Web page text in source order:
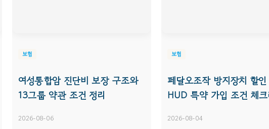
보험
여성통합암 진단비 보장 구조와
13그룹 약관 조건 정리
2026-08-06
보험
페달오조작 방지장치 할인
HUD 특약 가입 조건 체
2026-08-04